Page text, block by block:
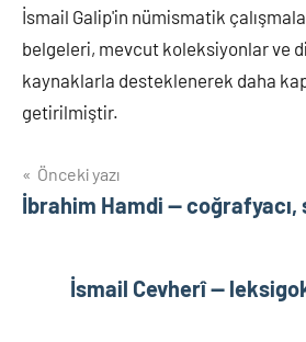
İsmail Galip'in nümismatik
belgeleri, mevcut koleksiyonlar ve
kaynaklarla desteklenerek daha
getirilmiştir.
Yazı
gezinmesi
Önceki yazı
İbrahim Hamdi — coğrafyacı,
İsmail Cevherî —